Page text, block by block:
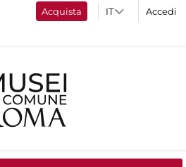
Acquista Accedi